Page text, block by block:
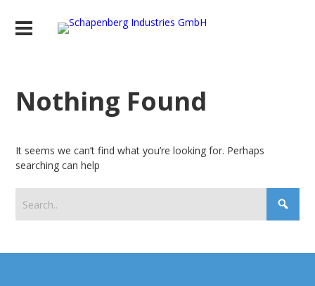
Nothing Found
It seems we can’t find what you’re looking for. Perhaps
searching can help